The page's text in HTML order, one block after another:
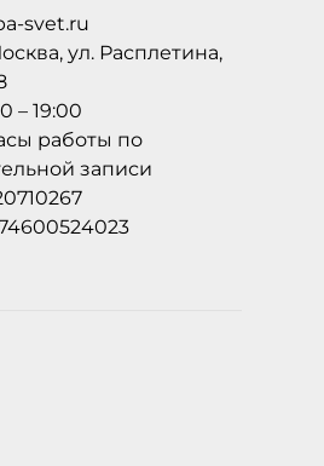
svet.ru
ул. Расплетина,
– 19:00
работы по
записи